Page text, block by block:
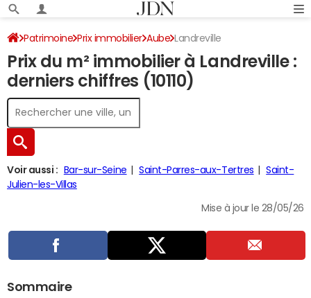
Patrimoine Prix immobilier Aube Landreville
Prix du m² immobilier à Landreville :
derniers chiffres (10110)
Voir aussi : Bar-sur-Seine Saint-Parres-aux-Tertres
Saint-
Julien-les-Villas
Mise à jour le 28/05/26
Sommaire